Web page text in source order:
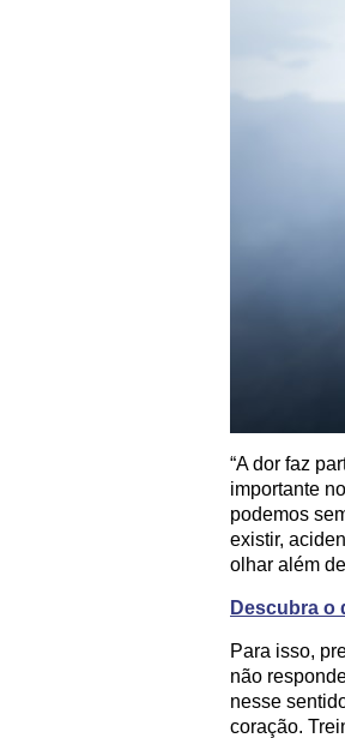
“A dor faz
importante
podemos
existir,
olhar além
Descubra o
Para isso,
não
nesse
coração.